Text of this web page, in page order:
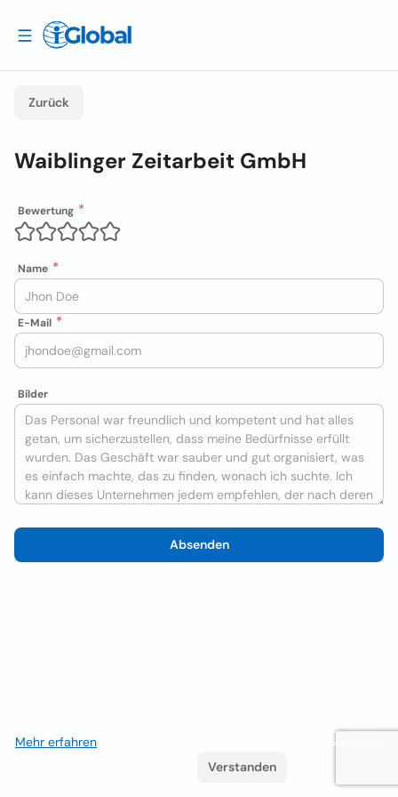
Zurück
Waiblinger Zeitarbeit GmbH
Bewertung
Name
E-Mail
Bilder
Absenden
Mehr erfahren . Wenn Sie weiterhin surfen, akzeptieren Sie deren
Verstanden